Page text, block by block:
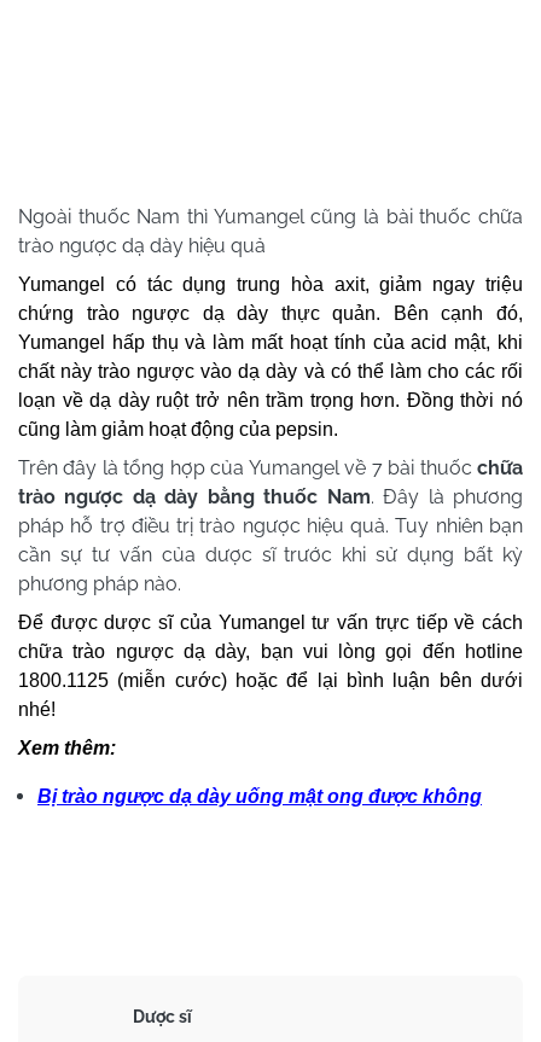
Ngoài thuốc Nam thì Yumangel cũng là bài thuốc chữa
trào ngược dạ dày hiệu quả
Yumangel có tác dụng trung hòa axit, giảm ngay triệu
chứng trào ngược dạ dày thực quản. Bên cạnh đó,
Yumangel hấp thụ và làm mất hoạt tính của acid mật, khi
chất này trào ngược vào dạ dày và có thể làm cho các rối
loạn về dạ dày ruột trở nên trầm trọng hơn. Đồng thời nó
cũng làm giảm hoạt động của pepsin.
Trên đây là tổng hợp của Yumangel về 7 bài thuốc chữa
trào ngược dạ dày bằng thuốc Nam. Đây là phương
pháp hỗ trợ điều trị trào ngược hiệu quả. Tuy nhiên bạn
cần sự tư vấn của dược sĩ trước khi sử dụng bất kỳ
phương pháp nào.
Để được dược sĩ của Yumangel tư vấn trực tiếp về cách
chữa trào ngược dạ dày, bạn vui lòng gọi đến hotline
1800.1125 (miễn cước) hoặc để lại bình luận bên dưới
nhé!
Xem thêm:
Bị trào ngược dạ dày uống mật ong được không
Dược sĩ